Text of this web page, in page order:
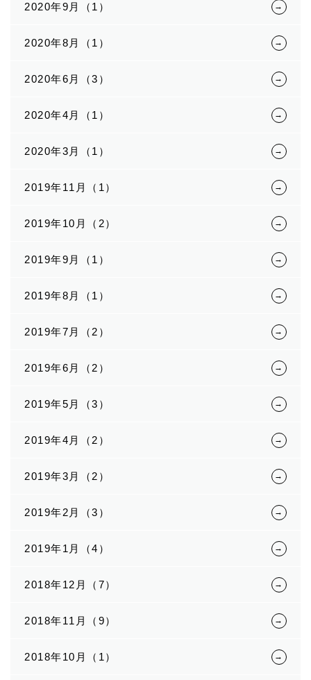
2020年9月（1）
2020年8月（1）
2020年6月（3）
2020年4月（1）
2020年3月（1）
2019年11月（1）
2019年10月（2）
2019年9月（1）
2019年8月（1）
2019年7月（2）
2019年6月（2）
2019年5月（3）
2019年4月（2）
2019年3月（2）
2019年2月（3）
2019年1月（4）
2018年12月（7）
2018年11月（9）
2018年10月（1）